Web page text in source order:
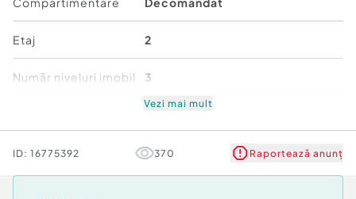
Etaj 2
Număr niveluri imobil 3
Comfort 1
Vezi mai mult
ID: 16775392 370 Raportează anunț